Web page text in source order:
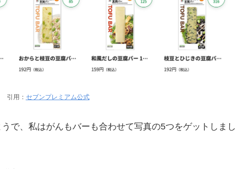
引用： セブンプレミアム公式
で、私はがんもバーも合わせて写真の5つをゲットしまし